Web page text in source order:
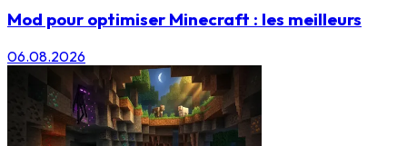
Mod pour optimiser Minecraft : les meilleurs
06.08.2026